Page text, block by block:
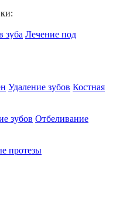
зуба Лечение под
Удаление зубов Костная
зубов Отбеливание
протезы